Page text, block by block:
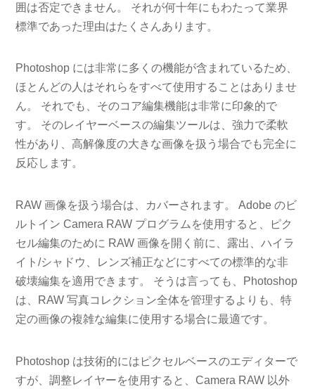
囲は否定できません。 それが何十年にもわたって業界
標準であった理由はたくさんあります。
Photoshop には非常に多くの機能が含まれているため、
ほとんどの人はそれらをすべて使用することはありませ
ん。 それでも、そのコア編集機能は非常に印象的で
す。 そのレイヤーベースの編集ツールは、強力で柔軟
性があり、高解像度の大きな画像を扱う場合でも完全に
反応します。
RAW 画像を扱う場合は、カバーされます。 Adobe のビ
ルトイン Camera RAW プログラムを使用すると、ピク
セル編集のために RAW 画像を開く前に、露出、ハイラ
イト/シャドウ、レンズ補正などにすべての標準的な非
破壊編集を適用できます。 そうは言っても、Photoshop
は、RAW 写真コレクション全体を管理するよりも、特
定の画像の複雑な編集に使用する場合に最適です。
Photoshop は技術的にはピクセルベースのエディターで
すが、調整レイヤーを使用すると、Camera RAW 以外